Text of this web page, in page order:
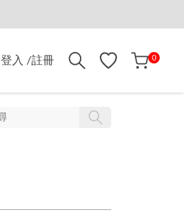
登入 /註冊 0